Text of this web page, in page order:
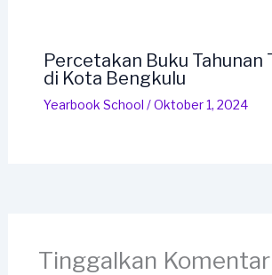
Percetakan Buku Tahunan
di Kota Bengkulu
Yearbook School /Oktober 1, 2024
Tinggalkan Komentar